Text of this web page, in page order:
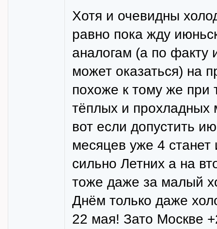
Хотя и очевидны
равно пока жду
аналогам (а по факту
может оказаться) на
похоже к тому же при
тёплых и прохладных
вот если допустить
месяцев уже 4
сильно Летних а на
тоже даже за малый
Днём только даже
22 мая! Зато Москве